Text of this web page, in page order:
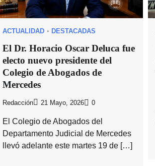
ACTUALIDAD DESTACADAS
El Dr. Horacio Oscar Deluca fue
electo nuevo presidente del
Colegio de Abogados de
Mercedes
Redacción 21 Mayo, 2026 0
El Colegio de Abogados del
Departamento Judicial de Mercedes
llevó adelante este martes 19 de […]